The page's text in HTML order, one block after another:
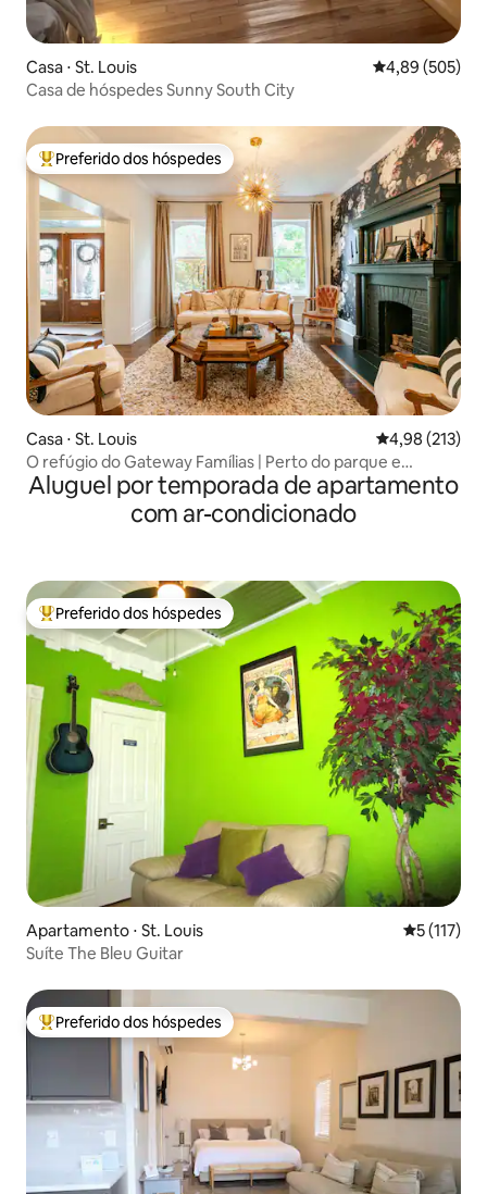
Casa ⋅ St. Louis 4,89 de uma
4,89 (505)
Casa de hóspedes Sunny South City
Entre os melhores preferidos dos hóspedes
Preferido dos hóspedes
Casa ⋅ St. Louis 4,98 de uma
4,98 (213)
O refúgio do Gateway Famílias | Perto do parque e
restaurantes
Aluguel por temporada de apartamento
com ar-condicionado
Entre os melhores preferidos dos hóspedes
Preferido dos hóspedes
Apartamento ⋅ St. Louis 5 de uma
5 (117)
Suíte The Bleu Guitar
Entre os melhores preferidos dos hóspedes
Preferido dos hóspedes